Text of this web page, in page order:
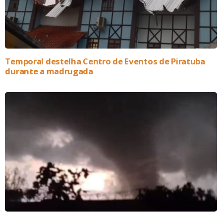
Temporal destelha Centro de Eventos de Piratuba
durante a madrugada